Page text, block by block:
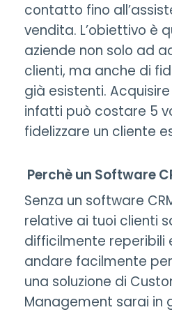
contatto fino all’
vendita. L’obiettivo è
aziende non solo ad
clienti, ma anche di
già esistenti.
infatti può costare 5
fidelizzare un cliente
Perchè un Software
Senza un software
relative ai tuoi clienti
difficilmente reperibili
andare facilmente
una soluzione di
Management sarai in